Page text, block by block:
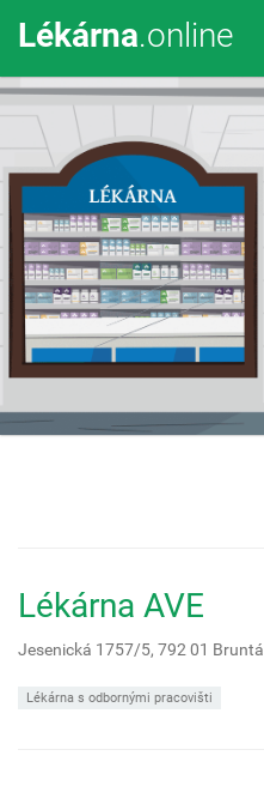
Lékárna.online
Lékárna AVE
Jesenická 1757/5, 792 01 Bruntál
Lékárna s odbornými pracovišti